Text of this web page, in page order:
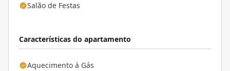
Salão de Festas
Características do apartamento
Aquecimento á Gás